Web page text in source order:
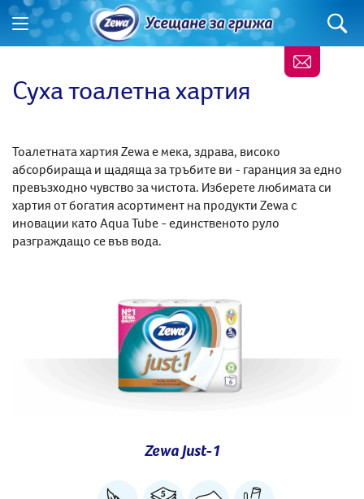
Суха тоалетна хартия
Тоалетната хартия Zewa е мека, здрава, високо
абсорбираща и щадяща за тръбите ви - гаранция за едно
превъзходно чувство за чистота. Изберете любимата си
хартия от богатия асортимент на продукти Zewa с
иновации като Aqua Tube - единственото руло
разграждащо се във вода.
Zewa Just-1